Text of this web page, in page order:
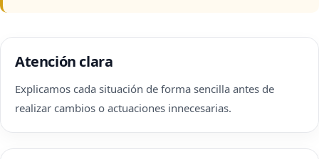
Atención clara
Explicamos cada situación de forma sencilla antes de
realizar cambios o actuaciones innecesarias.